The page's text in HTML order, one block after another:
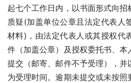
起七个工作日内，以书面形式向招
质疑(加盖单位公章且法定代表人
材料)，由法定代表人或其授权代
件（加盖公章）及授权委托书、
提交（邮寄、邮件不予受理），
为受理时间。逾期未提交或未按